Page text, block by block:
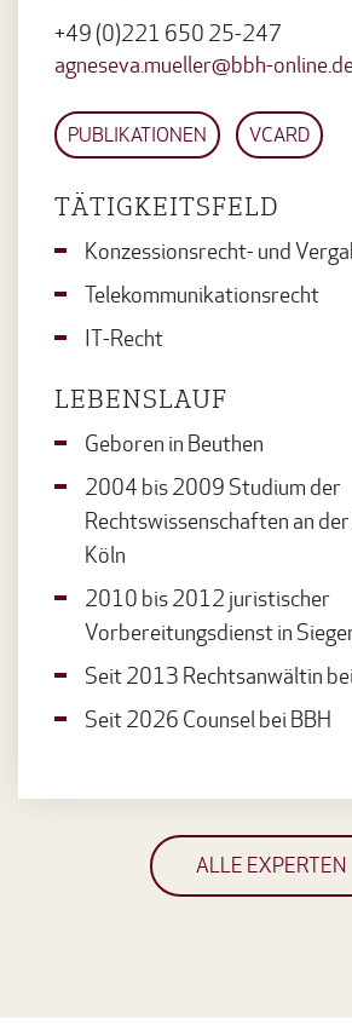
+49 (0)221 650 25-247
agneseva.mueller@bbh-
PUBLIKATIONEN VCARD
TÄTIGKEITSFELD
Konzessionsrecht- und
Telekommunikationsrecht
IT-Recht
LEBENSLAUF
Geboren in Beuthen
2004 bis 2009 Studium der
Rechtswissenschaften an
Köln
2010 bis 2012 juristischer
Vorbereitungsdienst in
Seit 2013 Rechtsanwältin
Seit 2026 Counsel bei BBH
ALLE EXPERTEN